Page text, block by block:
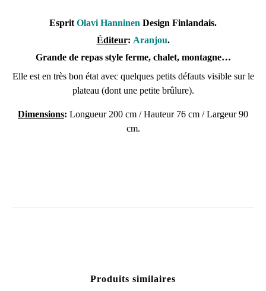
Esprit Olavi Hanninen Design Finlandais.
Éditeur: Aranjou.
Grande de repas style ferme, chalet, montagne…
Elle est en très bon état avec quelques petits défauts visible sur le
plateau (dont une petite brûlure).
Dimensions: Longueur 200 cm / Hauteur 76 cm / Largeur 90
cm.
Produits similaires